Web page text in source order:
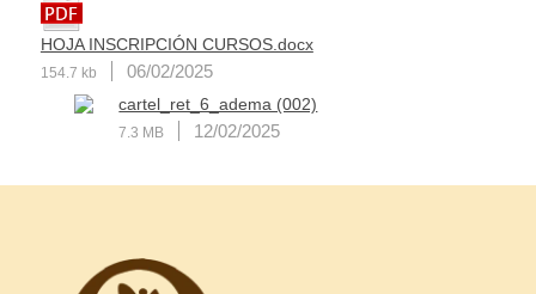
HOJA INSCRIPCIÓN CURSOS.docx
154.7 kb 06/02/2025
cartel_ret_6_adema (002)
7.3 MB 12/02/2025